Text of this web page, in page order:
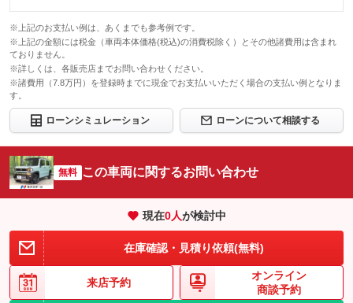
※上記のお支払い例は、あくまでも参考例です。
※上記の金額には税金（車両本体価格(税込)の消費税除く）とその他諸費用は含まれ
ておりません。
※詳しくは、各販売店までお問い合わせください。
※諸費用（7.8万円）を登録時までに現金でお支払いいただく場合の支払い例となりま
す。
ローンシミュレーション ローンについて相談する
無料 この車両に関するお問い合わせ
現在0人が検討中
在庫確認・見積り依頼(無料)
来店予約
オンライン
商談予約